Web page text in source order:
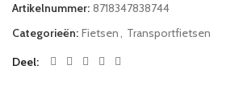
Artikelnummer: 8718347838744
Categorieën: Fietsen, Transportfietsen
Deel